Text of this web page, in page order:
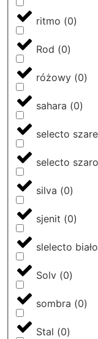
ritmo (0)
Rod (0)
różowy (0)
sahara (0)
selecto
selecto
silva (0)
sjenit (0)
slelecto
Solv (0)
sombra (0)
Stal (0)